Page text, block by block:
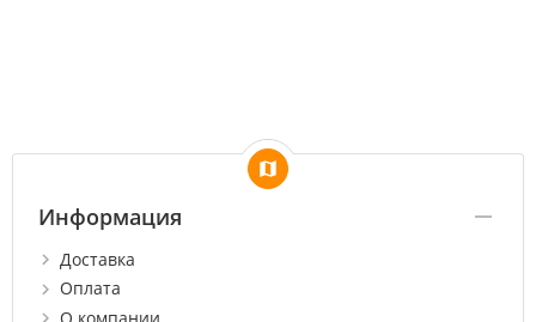
Информация
Доставка
Оплата